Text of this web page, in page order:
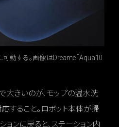
動する。画像はDreame「Aqua10
大きいのが、モップの温水洗
すること。ロボット本体が掃
ンに戻ると、ステーション内